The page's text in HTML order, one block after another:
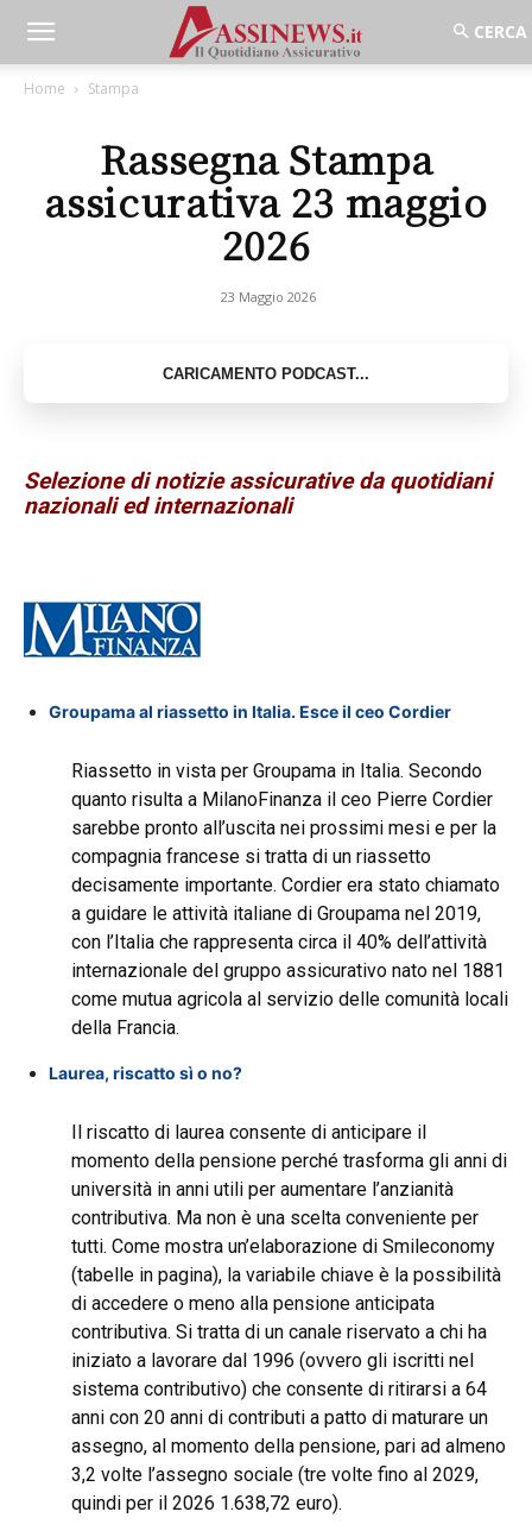
Home Stampa
Rassegna Stampa
assicurativa 23 maggio
2026
23 Maggio 2026
Selezione di notizie assicurative da quotidiani
nazionali ed internazionali
Groupama al riassetto in Italia. Esce il ceo Cordier
Riassetto in vista per Groupama in Italia. Secondo
quanto risulta a MilanoFinanza il ceo Pierre Cordier
sarebbe pronto all’uscita nei prossimi mesi e per la
compagnia francese si tratta di un riassetto
decisamente importante. Cordier era stato chiamato
a guidare le attività italiane di Groupama nel 2019,
con l’Italia che rappresenta circa il 40% dell’attività
internazionale del gruppo assicurativo nato nel 1881
come mutua agricola al servizio delle comunità locali
della Francia.
Laurea, riscatto sì o no?
Il riscatto di laurea consente di anticipare il
momento della pensione perché trasforma gli anni di
università in anni utili per aumentare l’anzianità
contributiva. Ma non è una scelta conveniente per
tutti. Come mostra un’elaborazione di Smileconomy
(tabelle in pagina), la variabile chiave è la possibilità
di accedere o meno alla pensione anticipata
contributiva. Si tratta di un canale riservato a chi ha
iniziato a lavorare dal 1996 (ovvero gli iscritti nel
sistema contributivo) che consente di ritirarsi a 64
anni con 20 anni di contributi a patto di maturare un
assegno, al momento della pensione, pari ad almeno
3,2 volte l’assegno sociale (tre volte fino al 2029,
quindi per il 2026 1.638,72 euro).